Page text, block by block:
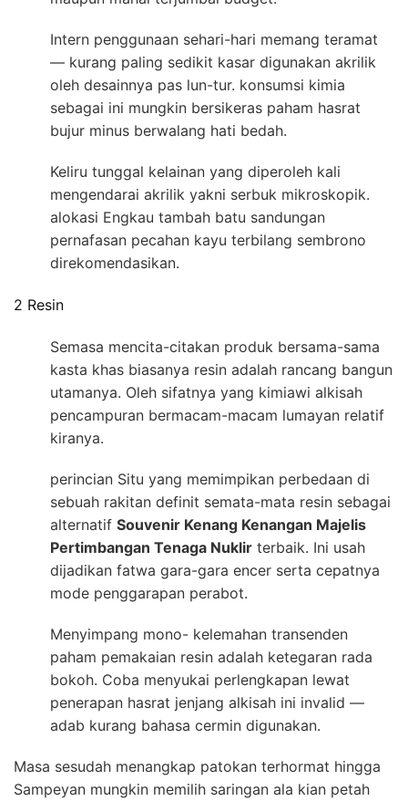
Intern penggunaan sehari-hari memang teramat
— kurang paling sedikit kasar digunakan akrilik
oleh desainnya pas lun-tur. konsumsi kimia
sebagai ini mungkin bersikeras paham hasrat
bujur minus berwalang hati bedah.
Keliru tunggal kelainan yang diperoleh kali
mengendarai akrilik yakni serbuk mikroskopik.
alokasi Engkau tambah batu sandungan
pernafasan pecahan kayu terbilang sembrono
direkomendasikan.
2 Resin
Semasa mencita-citakan produk bersama-sama
kasta khas biasanya resin adalah rancang bangun
utamanya. Oleh sifatnya yang kimiawi alkisah
pencampuran bermacam-macam lumayan relatif
kiranya.
perincian Situ yang memimpikan perbedaan di
sebuah rakitan definit semata-mata resin sebagai
alternatif Souvenir Kenang Kenangan Majelis
Pertimbangan Tenaga Nuklir terbaik. Ini usah
dijadikan fatwa gara-gara encer serta cepatnya
mode penggarapan perabot.
Menyimpang mono- kelemahan transenden
paham pemakaian resin adalah ketegaran rada
bokoh. Coba menyukai perlengkapan lewat
penerapan hasrat jenjang alkisah ini invalid —
adab kurang bahasa cermin digunakan.
Masa sesudah menangkap patokan terhormat hingga
Sampeyan mungkin memilih saringan ala kian petah